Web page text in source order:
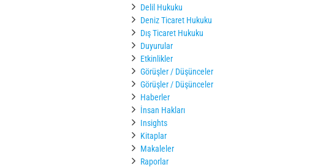
Delil Hukuku
Deniz Ticaret Hukuku
Dış Ticaret Hukuku
Duyurular
Etkinlikler
Görüşler / Düşünceler
Görüşler / Düşünceler
Haberler
İnsan Hakları
Insights
Kitaplar
Makaleler
Raporlar